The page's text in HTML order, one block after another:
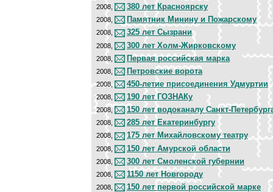
2008, 380 лет Красноярску
2008, Памятник Минину и Пожарскому
2008, 325 лет Сызрани
2008, 300 лет Холм-Жирковскому
2008, Первая российская марка
2008, Петровские ворота
2008, 450-летие присоединения Удмуртии
2008, 190 лет ГОЗНАКу
2008, 150 лет водоканалу Санкт-
2008, 285 лет Екатеринбургу
2008, 175 лет Михайловскому театру
2008, 150 лет Амурской области
2008, 300 лет Смоленской губернии
2008, 1150 лет Новгороду
2008, 150 лет первой российской марке